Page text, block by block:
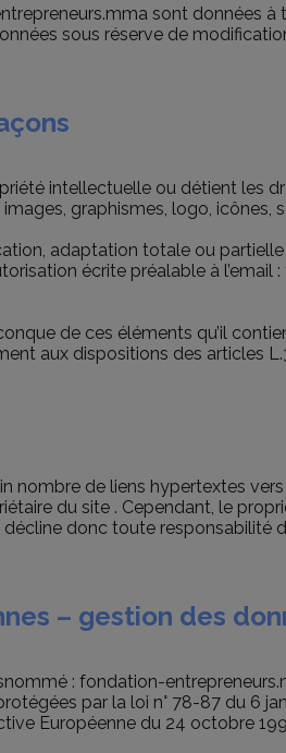
sont données à
sous réserve de
intellectuelle ou détient les
graphismes, logo, icônes,
adaptation totale ou
écrite préalable à
de ces éléments qu’il
aux dispositions des articles
de liens hypertextes vers
du site . Cependant, le
donc toute responsabilité
– gestion des
: fondation-
par la loi n° 78-87 du 6
Européenne du 24 octobre